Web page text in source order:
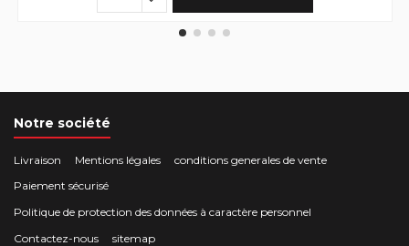
Notre société
Livraison Mentions légales
conditions generales de vente
Paiement sécurisé
Politique de protection des données à caractère personnel
Contactez-nous
sitemap